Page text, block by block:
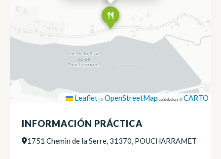
Leaflet|©OpenStreetMap contributors ©CARTO
INFORMACIÓN PRÁCTICA
1751 Chemin de la Serre, 31370, POUCHARRAMET